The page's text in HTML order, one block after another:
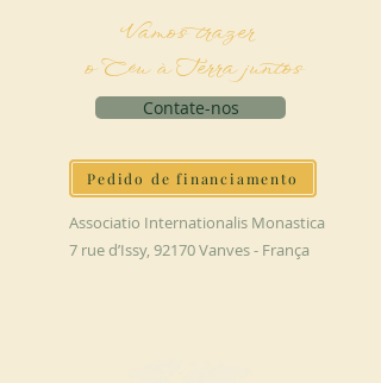
Vamos trazer
o Céu à Terra juntos
Contate-nos
Pedido de financiamento
Associatio Internationalis Monastica
7 rue d’Issy, 92170 Vanves - França